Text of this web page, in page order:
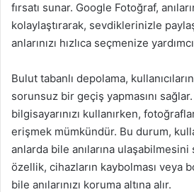
fırsatı sunar. Google Fotoğraf,
kolaylaştırarak, sevdiklerinizle
anlarınızı hızlıca seçmenize
Bulut tabanlı depolama,
sorunsuz bir geçiş yapmasını sağlar.
bilgisayarınızı kullanırken,
erişmek mümkündür. Bu durum,
anlarda bile anılarına ulaşabilmesini
özellik, cihazların kaybolması veya
bile anılarınızı koruma altına alır.